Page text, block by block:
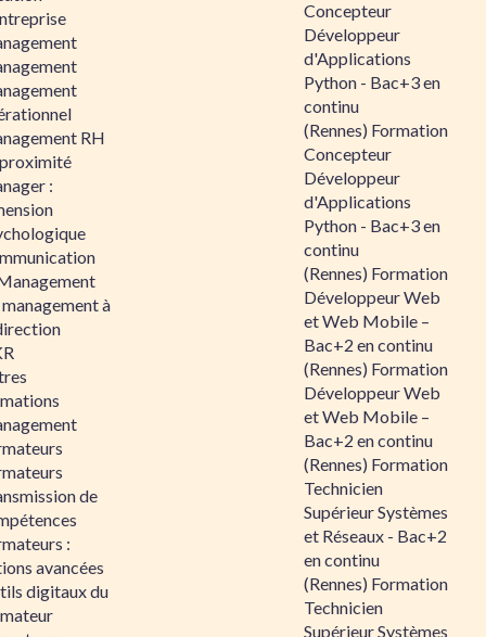
RH
:
à
de
:
avancées
digitaux du
Concepteur
Développeur
d'Applications
Python - Bac+3 en
continu
(Rennes) Formation
Concepteur
Développeur
d'Applications
Python - Bac+3 en
continu
(Rennes) Formation
Développeur Web
et Web Mobile –
Bac+2 en continu
(Rennes) Formation
Développeur Web
et Web Mobile –
Bac+2 en continu
(Rennes) Formation
Technicien
Supérieur Systèmes
et Réseaux - Bac+2
en continu
(Rennes) Formation
Technicien
Supérieur Systèmes